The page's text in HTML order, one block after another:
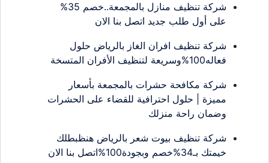
شركة تنظيف منازل بالمجمعة..خصم 35%
على أول طلب جديد اتصل بنا الان
شركة تنظيف افران الغاز بالرياض حلول
فعاله100%وسريعة لتنظيف الأفران المتسخة
شركة مكافحة حشرات بالمجمعة بأسعار
مميزة | حلول احترافية للقضاء على الحشرات
وضمان راحة منزلك
شركة تنظيف بيوت شعر بالرياض هنظبطلك
خيمتك بـ34%خصم وبجودة100%اتصل بنا الان